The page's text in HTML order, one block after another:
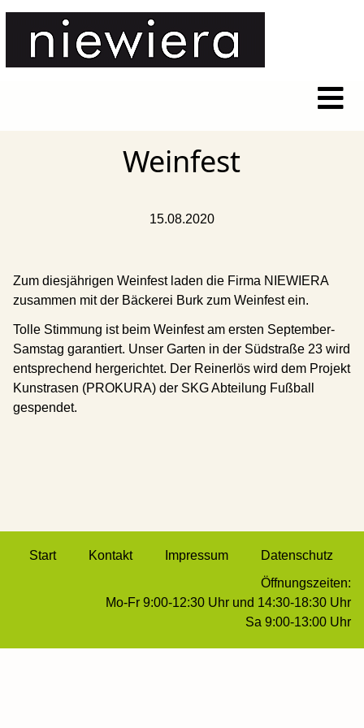
Weinfest
15.08.2020
Zum diesjährigen Weinfest laden die Firma NIEWIERA
zusammen mit der Bäckerei Burk zum Weinfest ein.
Tolle Stimmung ist beim Weinfest am ersten September-
Samstag garantiert. Unser Garten in der Südstraße 23 wird
entsprechend hergerichtet. Der Reinerlös wird dem Projekt
Kunstrasen (PROKURA) der SKG Abteilung Fußball
gespendet.
Start Kontakt Impressum
Datenschutz
Öffnungszeiten:
Mo-Fr 9:00-12:30 Uhr und 14:30-18:30 Uhr
Sa 9:00-13:00 Uhr